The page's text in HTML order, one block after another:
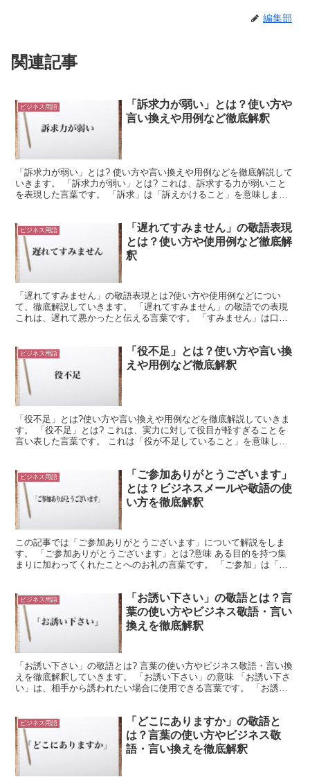
編集部
関連記事
ビジネス用語
「訴求力が弱い」とは？使い方や
言い換えや用例など徹底解釈
「訴求力が弱い」とは? 使い方や言い換えや用例などを徹底解説して
いきます。 「訴求力が弱い」とは? これは、訴求する力が弱いこと
を表現した言葉です。 「訴求」は「訴えかけること」を意味しま
ビジネス用語
「遅れてすみません」の敬語表現
とは？使い方や使用例など徹底解
釈
「遅れてすみません」の敬語表現とは?使い方や使用例などについ
て、徹底解説していきます。 「遅れてすみません」の敬語での表現
これは、遅れて悪かったと伝える言葉です。 「すみません」は口語
ビジネス用語
「役不足」とは？使い方や言い換
えや用例など徹底解釈
「役不足」とは?使い方や言い換えや用例などを徹底解説していきま
す。 「役不足」とは? これは、実力に対して役目が軽すぎることを
言い表した言葉です。 これは「役が不足していること」を意味しま
ビジネス用語
「ご参加ありがとうございます」
とは？ビジネスメールや敬語の使
い方を徹底解釈
この記事では「ご参加ありがとうございます」について解説をしま
す。 「ご参加ありがとうございます」とは?意味 ある目的を持つ集
まりに加わってくれたことへのお礼の言葉です。 「ご参加」は「参
ビジネス用語
「お誘い下さい」の敬語とは？言
葉の使い方やビジネス敬語・言い
換えを徹底解釈
「お誘い下さい」の敬語とは? 言葉の使い方やビジネス敬語・言い換
えを徹底解釈していきます。 「お誘い下さい」の意味 「お誘い下さ
い」は、相手から誘われたい場合に使用できる言葉です。 「お誘い
ビジネス用語
「どこにありますか」の敬語と
は？言葉の使い方やビジネス敬
語・言い換えを徹底解釈